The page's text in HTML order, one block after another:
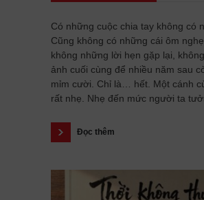
Có những cuộc chia tay không có
Cũng không có những cái ôm
không những lời hẹn gặp lại,
ảnh cuối cùng để nhiều năm sau
mỉm cười. Chỉ là… hết. Một cánh
rất nhẹ. Nhẹ đến mức người ta
Đọc thêm